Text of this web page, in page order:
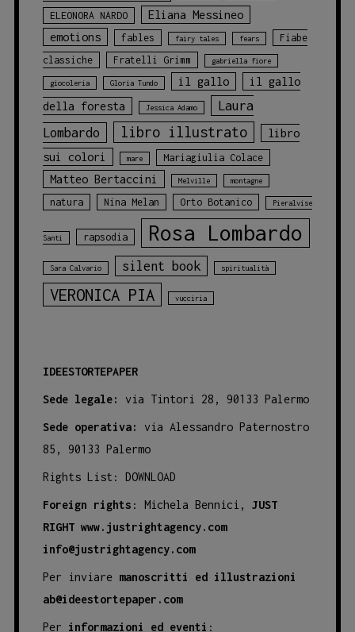
ELEONORA NARDO
Eliana Messineo
emotions
fables fairy tales fears
Fiabe
classiche
Fratelli Grimm gabriella fiore
giocoleria Gloria Tundo il gallo
il gallo
della foresta
Jessica Adamo
Laura
Lombardo
libro illustrato
libro
sui colori
mare Mariagiulia Colace
Matteo Bertaccini Melville montagne
natura Nina Melan Orto Botanico Pieralvise
Santi rapsodia Rosa Lombardo
Sara Calvario silent book spiritualità
VERONICA PIA vucciria
IDEESTORTEPAPER
Sede legale: via Tintori 28, 90133 Palermo
Sede operativa:
via Alessandro Paternostro
85, 90133 Palermo
Rights List: DOWNLOAD
Foreign rights : Michela Bennici, JUST
RIGHT www.justrightagency.com
info@justrightagency.com
Per inviare manoscritti ed illustrazioni
ab@ideestortepaper.com
Per informazioni ed eventi :